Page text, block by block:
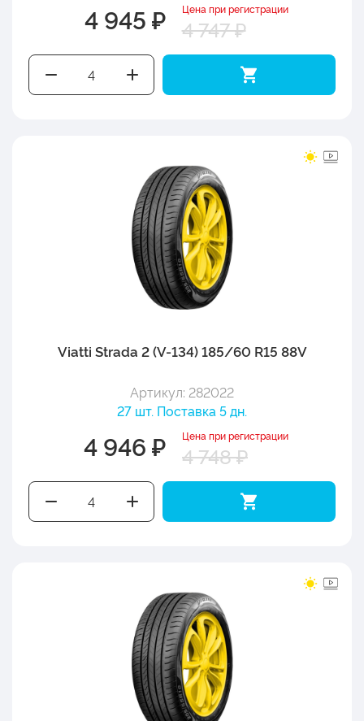
4 945 ₽ Цена при регистрации
4 747 ₽
Viatti Strada 2 (V-134) 185/60 R15 88V
Артикул: 282022
27 шт. Поставка 5 дн.
4 946 ₽ Цена при регистрации
4 748 ₽